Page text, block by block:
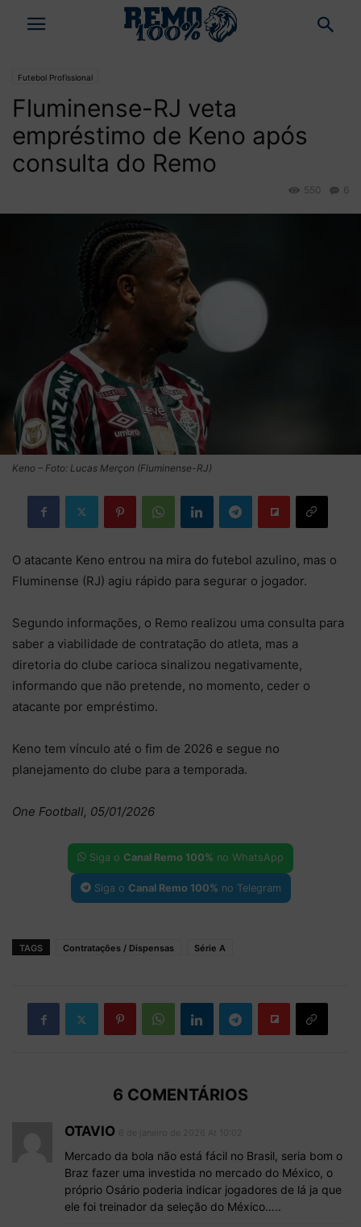
Futebol Profissional
Fluminense-RJ veta
empréstimo de Keno após
consulta do Remo
6
550
Keno – Foto: Lucas Merçon (Fluminense-RJ)
O atacante Keno entrou na mira do futebol azulino, mas o
Fluminense (RJ) agiu rápido para segurar o jogador.
Segundo informações, o Remo realizou uma consulta para
saber a viabilidade de contratação do atleta, mas a
diretoria do clube carioca sinalizou negativamente,
informando que não pretende, no momento, ceder o
atacante por empréstimo.
Keno tem vínculo até o fim de 2026 e segue no
planejamento do clube para a temporada.
One Football, 05/01/2026
Siga o Canal Remo 100% no WhatsApp
Siga o Canal Remo 100% no Telegram
TAGS Contratações / Dispensas Série A
6 COMENTÁRIOS
OTAVIO
Mercado da bola não está fácil no Brasil, seria bom o
Braz fazer uma investida no mercado do México, o
próprio Osário poderia indicar jogadores de lá ja que
ele foi treinador da seleção do México…..